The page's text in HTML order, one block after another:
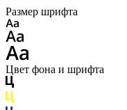
Размер шрифта
Цвет фона и шрифта